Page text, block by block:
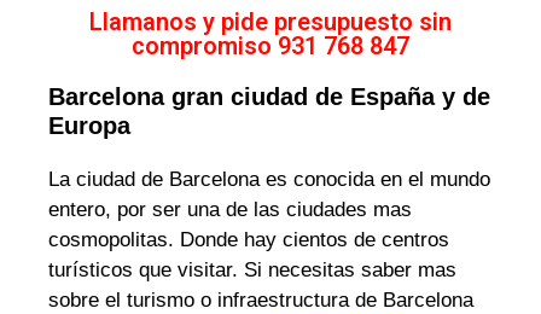
Llamanos y pide presupuesto sin
compromiso 931 768 847
Barcelona gran ciudad de España y de
Europa
La ciudad de Barcelona es conocida en el mundo
entero, por ser una de las ciudades mas
cosmopolitas. Donde hay cientos de centros
turísticos que visitar. Si necesitas saber mas
sobre el turismo o infraestructura de Barcelona